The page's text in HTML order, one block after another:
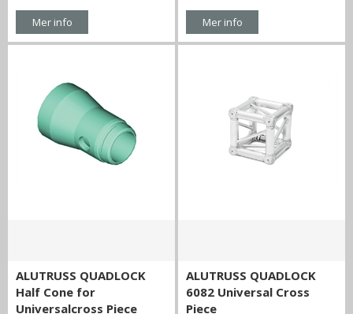
Mer info Mer info
ALUTRUSS QUADLOCK
Half Cone for
Universalcross Piece
ALUTRUSS QUADLOCK
6082 Universal Cross
Piece